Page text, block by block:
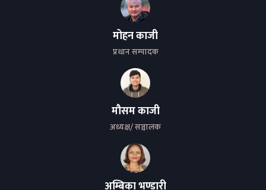
मोहन काजी
प्रधान सम्पादक
मौसम काजी
अध्यक्ष/ सञ्चालक